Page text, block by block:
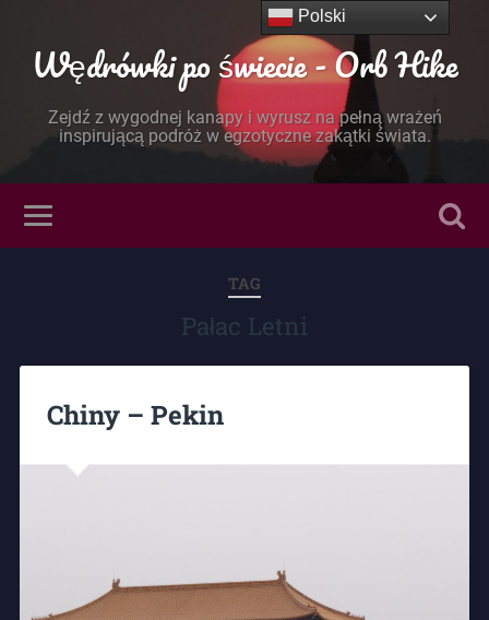
Wędrówki po świecie - Orb Hike
Zejdź z wygodnej kanapy i wyrusz na pełną wrażeń
inspirującą podróż w egzotyczne zakątki świata.
TAG
Pałac Letni
Chiny – Pekin
Polski